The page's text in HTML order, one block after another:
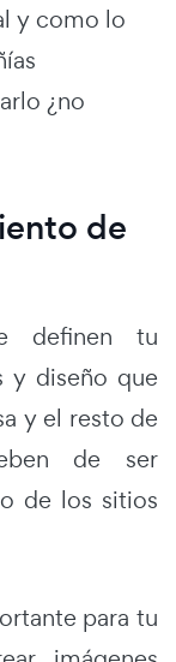
y como lo
¿no
de
definen tu
y diseño que
y el resto de
de ser
de los sitios
para tu